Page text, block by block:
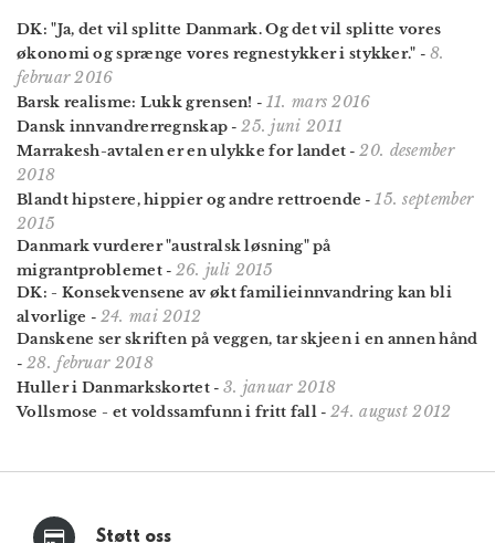
DK: "Ja, det vil splitte Danmark. Og det vil splitte vores
økonomi og sprænge vores regnestykker i stykker." - 8.
februar 2016
Barsk realisme: Lukk grensen! - 11. mars 2016
Dansk innvandrerregnskap -25. juni 2011
Marrakesh-avtalen er en ulykke for landet -20. desember
2018
Blandt hipstere, hippier og andre rettroende -15. september
2015
Danmark vurderer "australsk løsning" på
migrantproblemet- 26. juli 2015
DK: - Konsekvensene av økt familieinnvandring kan bli
alvorlige - 24. mai 2012
Danskene ser skriften på veggen, tar skjeen i en annen hånd
- 28. februar 2018
Huller i Danmarkskortet- 3. januar 2018
Vollsmose - et voldssamfunn i fritt fall - 24. august 2012
Støtt oss